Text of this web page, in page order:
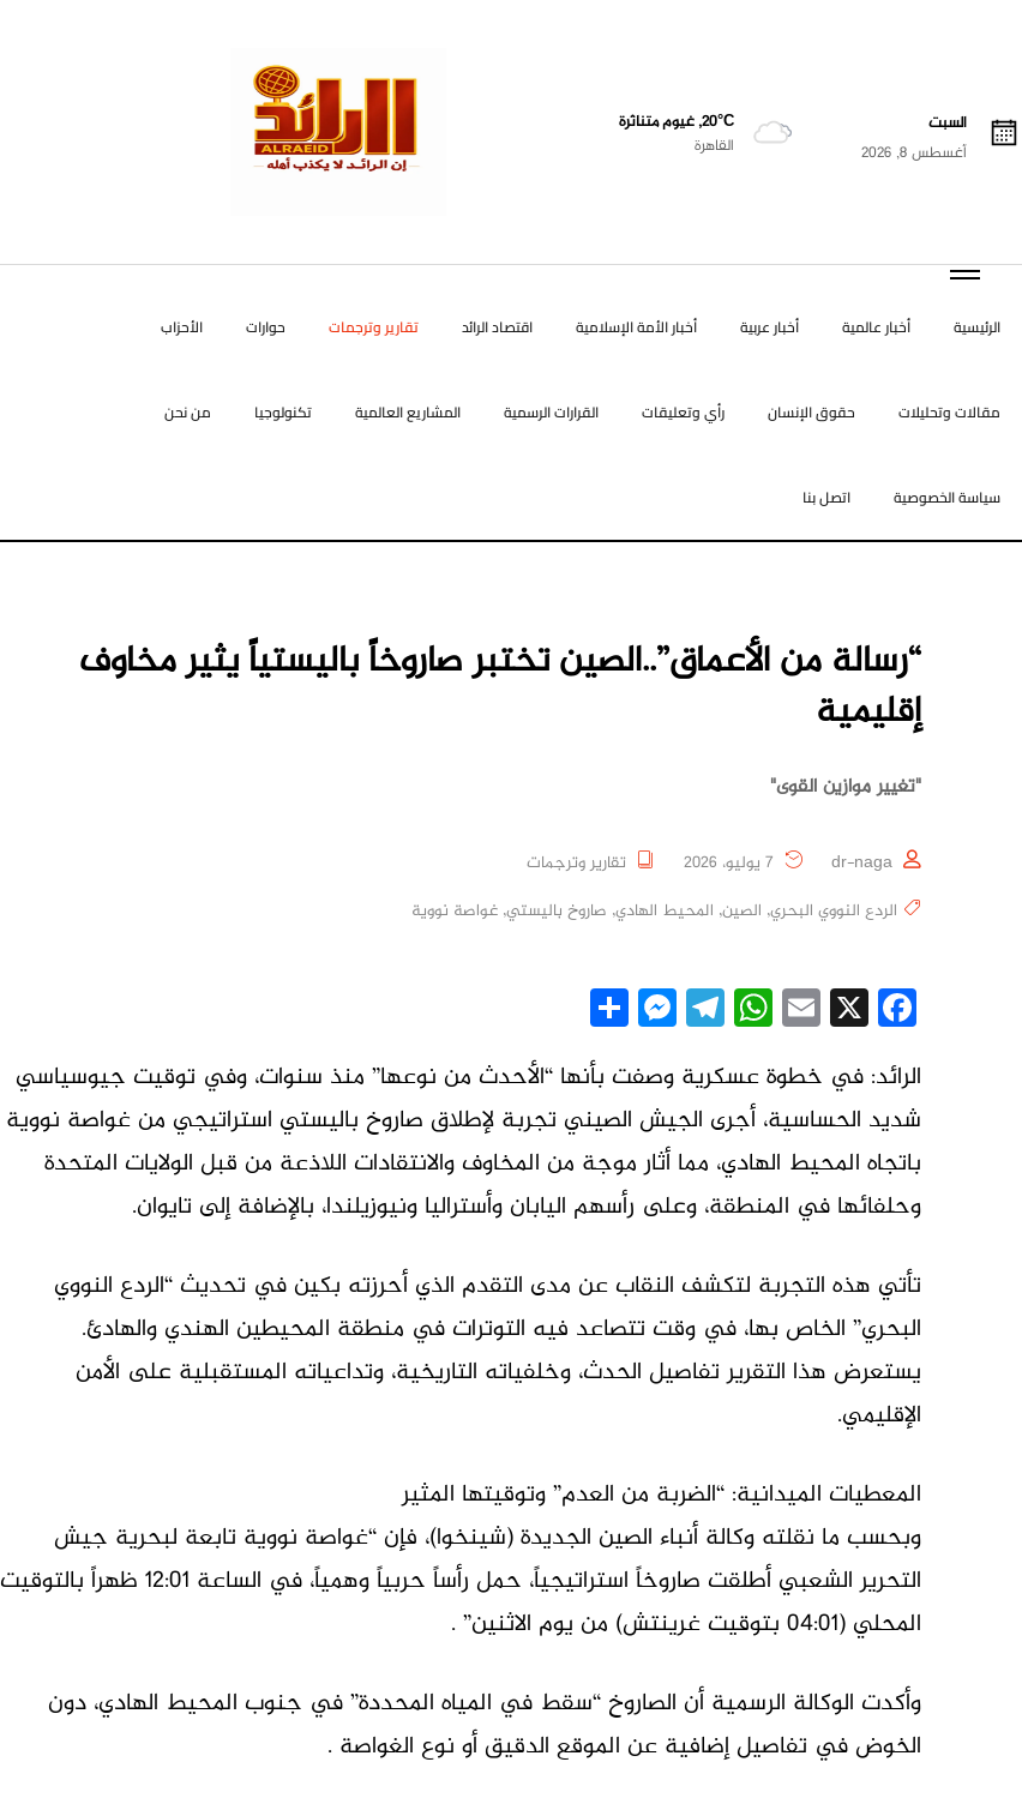
السبت
أغسطس 8, 2026
20°C, غيوم متناثرة
القاهرة
الرئيسية أخبار عالمية أخبار عربية أخبار الأمة الإسلامية اقتصاد الرائد تقارير وترجمات حوارات الأحزاب
مقالات وتحليلات حقوق الإنسان رأي وتعليقات القرارات الرسمية المشاريع العالمية تكنولوجيا من نحن
سياسة الخصوصية اتصل بنا
“رسالة من الأعماق”..الصين تختبر صاروخاً باليستياً يثير مخاوف
إقليمية
"تغيير موازين القوى"
dr-naga
تقارير وترجمات
الردع النووي البحري, الصين, المحيط الهادي, صاروخ باليستي, غواصة نووية
Facebook
X
Email
WhatsApp
Telegram
Messenger
الرائد: في خطوة عسكرية وصفت بأنها “الأحدث من نوعها” منذ سنوات، وفي توقيت جيوسياسي
شديد الحساسية، أجرى الجيش الصيني تجربة لإطلاق صاروخ باليستي استراتيجي من غواصة نووية
باتجاه المحيط الهادي، مما أثار موجة من المخاوف والانتقادات اللاذعة من قبل الولايات المتحدة
وحلفائها في المنطقة، وعلى رأسهم اليابان وأستراليا ونيوزيلندا، بالإضافة إلى تايوان.
تأتي هذه التجربة لتكشف النقاب عن مدى التقدم الذي أحرزته بكين في تحديث “الردع النووي
البحري” الخاص بها، في وقت تتصاعد فيه التوترات في منطقة المحيطين الهندي والهادئ.
يستعرض هذا التقرير تفاصيل الحدث، وخلفياته التاريخية، وتداعياته المستقبلية على الأمن
الإقليمي.
المعطيات الميدانية: “الضربة من العدم” وتوقيتها المثير
وبحسب ما نقلته وكالة أنباء الصين الجديدة (شينخوا)، فإن “غواصة نووية تابعة لبحرية جيش
التحرير الشعبي أطلقت صاروخاً استراتيجياً، حمل رأساً حربياً وهمياً، في الساعة 12:01 ظهراً بالتوقيت
المحلي (04:01 بتوقيت غرينتش) من يوم الاثنين” .
وأكدت الوكالة الرسمية أن الصاروخ “سقط في المياه المحددة” في جنوب المحيط الهادي، دون
الخوض في تفاصيل إضافية عن الموقع الدقيق أو نوع الغواصة .